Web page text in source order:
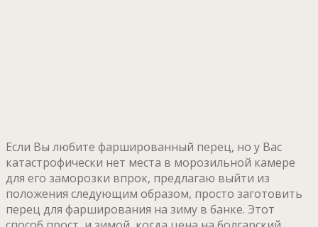
Если Вы любите фаршированный перец, но у Вас
катастрофически нет места в морозильной камере
для его заморозки впрок, предлагаю выйти из
положения следующим образом, просто заготовить
перец для фарширования на зиму в банке. Этот